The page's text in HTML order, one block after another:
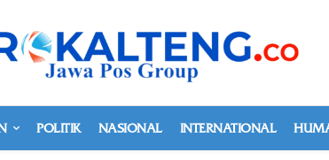
POLITIK NASIONAL INTERNATIONAL